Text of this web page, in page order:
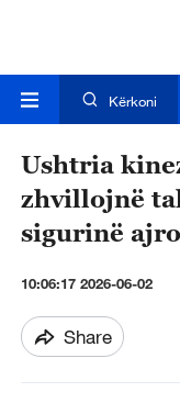
Kërkoni
Ushtria
zhvillojnë
sigurinë
10:06:17 2026-06-02
Share